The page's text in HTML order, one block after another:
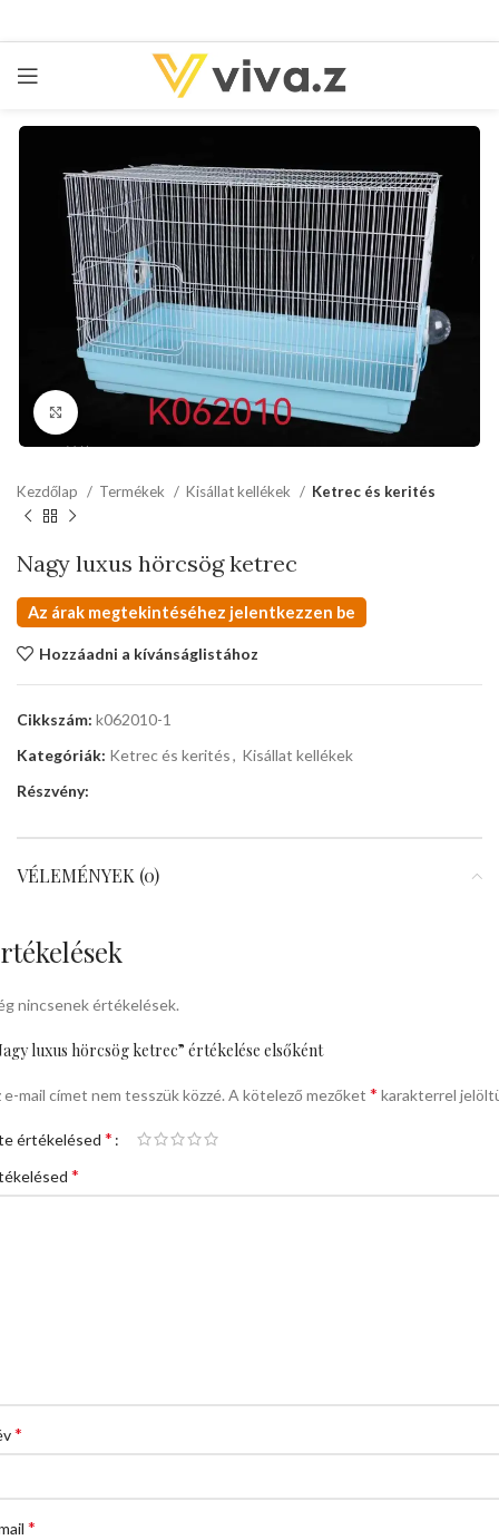
kattints a kinagyításhoz
Kezdőlap Termékek Kisállat kellékek Ketrec és kerités
Nagy luxus hörcsög ketrec
Az árak megtekintéséhez jelentkezzen be
Hozzáadni a kívánságlistához
Cikkszám: k062010-1
Kategóriák: Ketrec és kerités, Kisállat kellékek
Részvény:
VÉLEMÉNYEK (0)
nincsenek értékelések.
luxus hörcsög ketrec” értékelése elsőként
e-mail címet nem tesszük közzé. A kötelező mezőket * karakterrel
értékelésed *
*
*
*